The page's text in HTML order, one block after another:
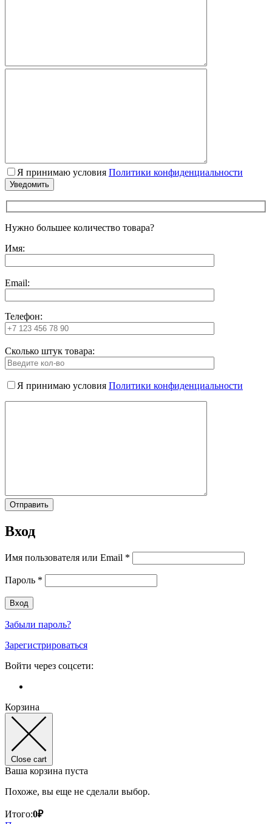
Я принимаю условия Политики конфиденциальности
Нужно большее количество товара?
Имя:
Email:
Телефон:
Сколько штук товара:
Я принимаю условия Политики конфиденциальности
Вход
Имя пользователя или Email *
Пароль *
Забыли пароль?
Зарегистрироваться
Войти через соцсети:
Корзина
Close cart
Ваша корзина пуста
Похоже, вы еще не сделали выбор.
Итого:0₽